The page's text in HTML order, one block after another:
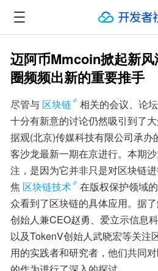
迈阿币Mmcoin掀起新
圈频频出新的重要推手
尽管与 区块链
相关的会议、论
十分有新意的讨论仍然吸引到了
据观(北京)传媒科技有限公司承办
客沙龙最新一期在京进行。本期
注，是因为它并非只是对区块链
焦 区块链技术
在版权保护领域
众看到了区块链的具体应用。据
创始人兼CEO赵勇、爱立示信息
以及TokenV创始人武晓宏等关注
用的实践者和研究者，他们共同